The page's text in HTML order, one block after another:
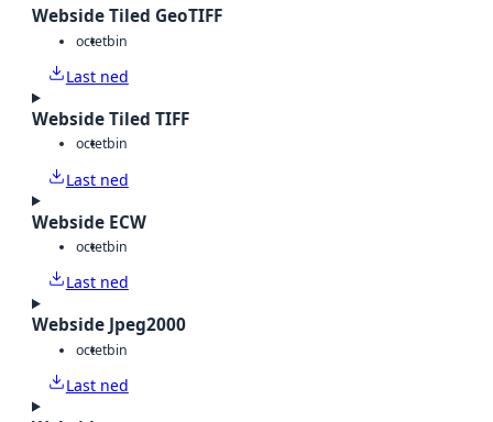
Webside Tiled GeoTIFF
octetbin
Last ned
Webside Tiled TIFF
octetbin
Last ned
Webside ECW
octetbin
Last ned
Webside Jpeg2000
octetbin
Last ned